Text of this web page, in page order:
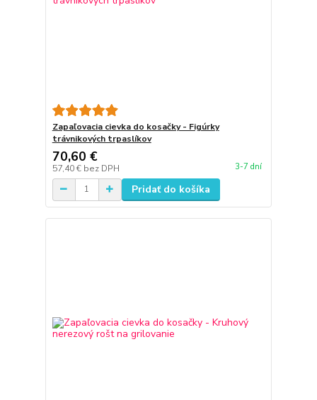
Zapaľovacia cievka do kosačky - Figúrky
trávnikových trpaslíkov
70,60 €
57,40 € bez DPH 3-7 dní
Pridať do košíka